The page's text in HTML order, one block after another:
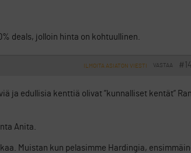
deals, jolloin hinta on kohtuullinen.
VASTAA
ILMOITA ASIATON VIESTI
ja edullisia kenttiä olivat ”kunnalliset kentät”
Anita.
Muistan kun pelasimme Hardingia,